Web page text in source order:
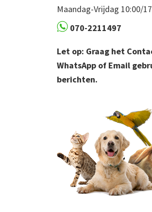
Maandag-Vrijdag 10:00/
070-2211497
Let op: Graag het
WhatsApp of Email
berichten.